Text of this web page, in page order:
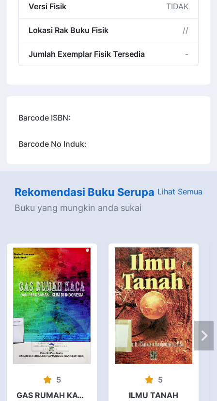
Versi Fisik TIDAK
Lokasi Rak Buku Fisik //
Jumlah Exemplar Fisik Tersedia -
Barcode ISBN:
Barcode No Induk:
Rekomendasi Buku Serupa
Buku yang mungkin anda sukai
Lihat Semua
5
GAS RUMAH KACA DAN PERUBAHAN IKLIM DI INDONESIA
5
ILMU TANAH